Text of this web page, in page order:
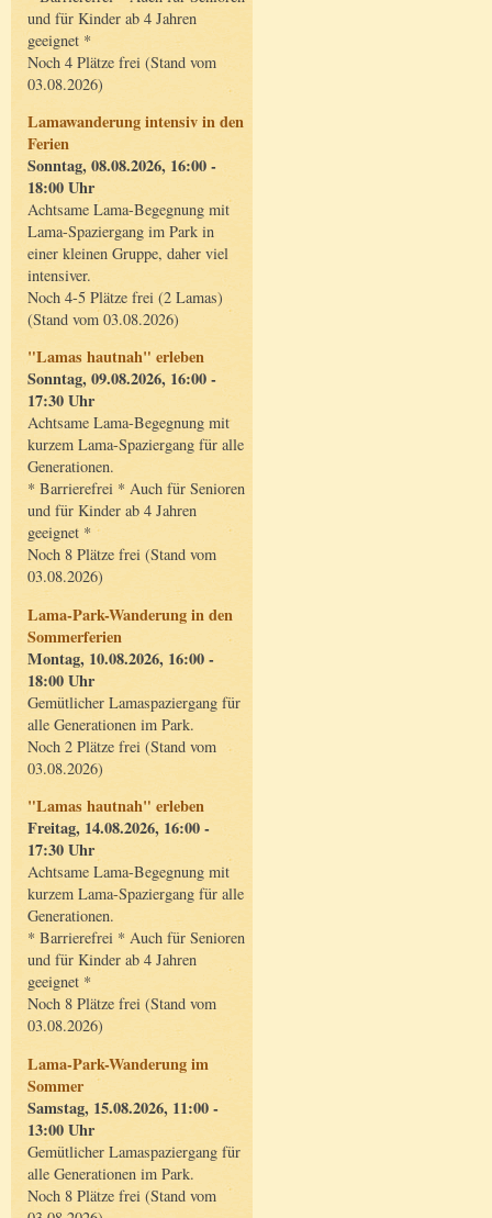
und für Kinder ab 4 Jahren
geeignet *
Noch 4 Plätze frei (Stand vom
03.08.2026)
Lamawanderung intensiv in den
Ferien
Sonntag, 08.08.2026, 16:00 -
18:00 Uhr
Achtsame Lama-Begegnung mit
Lama-Spaziergang im Park in
einer kleinen Gruppe, daher viel
intensiver.
Noch 4-5 Plätze frei (2 Lamas)
(Stand vom 03.08.2026)
"Lamas hautnah" erleben
Sonntag, 09.08.2026, 16:00 -
17:30 Uhr
Achtsame Lama-Begegnung mit
kurzem Lama-Spaziergang für alle
Generationen.
* Barrierefrei * Auch für Senioren
und für Kinder ab 4 Jahren
geeignet *
Noch 8 Plätze frei (Stand vom
03.08.2026)
Lama-Park-Wanderung in den
Sommerferien
Montag, 10.08.2026, 16:00 -
18:00 Uhr
Gemütlicher Lamaspaziergang für
alle Generationen im Park.
Noch 2 Plätze frei (Stand vom
03.08.2026)
"Lamas hautnah" erleben
Freitag, 14.08.2026, 16:00 -
17:30 Uhr
Achtsame Lama-Begegnung mit
kurzem Lama-Spaziergang für alle
Generationen.
* Barrierefrei * Auch für Senioren
und für Kinder ab 4 Jahren
geeignet *
Noch 8 Plätze frei (Stand vom
03.08.2026)
Lama-Park-Wanderung im
Sommer
Samstag, 15.08.2026, 11:00 -
13:00 Uhr
Gemütlicher Lamaspaziergang für
alle Generationen im Park.
Noch 8 Plätze frei (Stand vom